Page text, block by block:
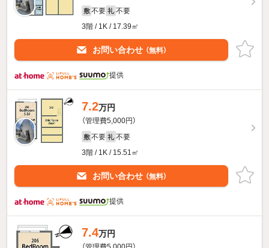
敷 不要 礼 不要
3階 / 1K / 17.39㎡
お問い合わせ （無料）
提供
7.2万円
（管理費5,000円）
敷 不要 礼 不要
3階 / 1K / 15.51㎡
お問い合わせ （無料）
提供
7.4万円